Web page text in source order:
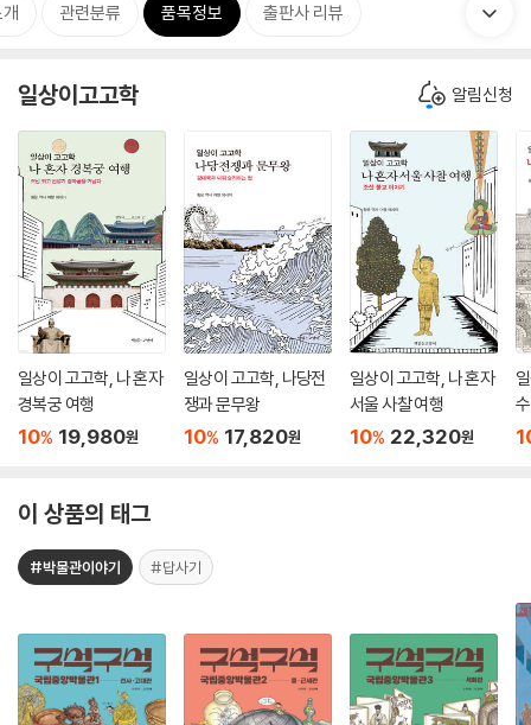
관련분류 품목정보 출판사 리뷰
일상이고고학 알림신청
일상이 고고학, 나 혼자
경복궁 여행
10% 19,980원
일상이 고고학, 나당전
쟁과 문무왕
10% 17,820원
일상이 고고학, 나 혼자
서울 사찰 여행
10% 22,320원
이 상품의 태그
#박물관이야기 #답사기